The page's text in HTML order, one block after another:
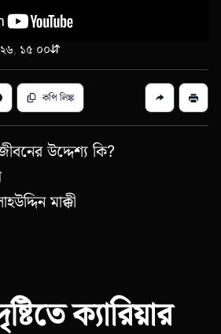
১৫:০০
কপি লিঙ্ক
উদ্দেশ্য কি?
মাক্কী
ক্যারিয়ার